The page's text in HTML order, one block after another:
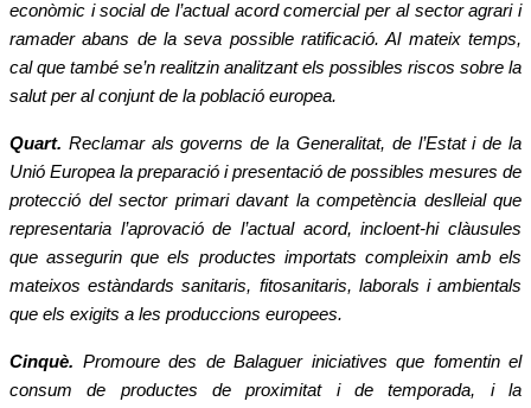
econòmic i social de l’actual acord comercial per al sector agrari i
ramader abans de la seva possible ratificació. Al mateix temps,
cal que també se’n realitzin analitzant els possibles riscos sobre la
salut per al conjunt de la població europea.
Quart. Reclamar als governs de la Generalitat, de l’Estat i de la
Unió Europea la preparació i presentació de possibles mesures de
protecció del sector primari davant la competència deslleial que
representaria l’aprovacióde l’actual acord, incloent-hi clàusules
que assegurin que els productes importats compleixin amb els
mateixos estàndards sanitaris, fitosanitaris, laborals i ambientals
que els exigits a les produccions europees.
Cinquè. Promoure des de Balaguer iniciatives que fomentin el
consum de productes de proximitat i de temporada, i la